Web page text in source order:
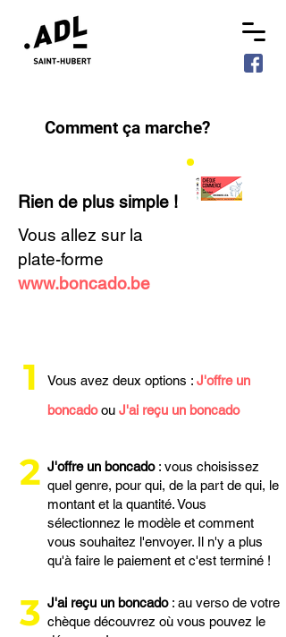
Comment ça marche?
Rien de plus simple !
Vous allez sur la
plate-forme
www.boncado.be
1 Vous avez deux options : J'offre un
boncadoou J'ai reçu un boncado
2 J'offre un boncado: vous choisissez
quel genre, pour qui, de la part de qui, le
montant et la quantité. Vous
sélectionnez le modèle et comment
vous souhaitez l'envoyer. Il n'y a plus
qu'à faire le paiement et c'est terminé !
3 J'ai reçu un boncado: au verso de votre
chèque découvrez où vous pouvez le